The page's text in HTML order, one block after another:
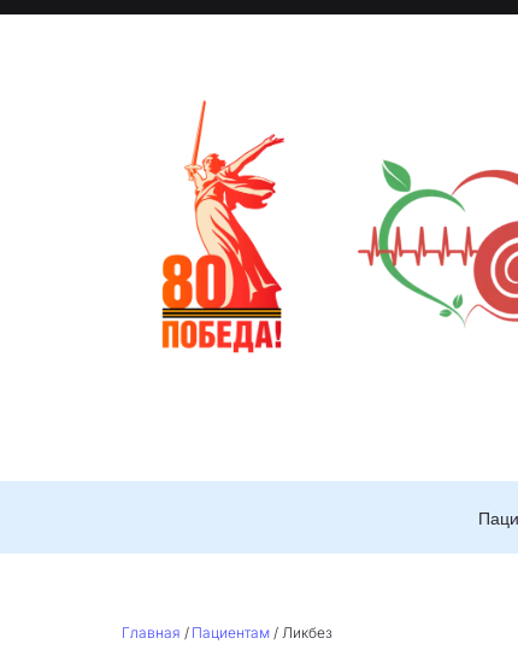
Главная / Пациентам / Ликбез